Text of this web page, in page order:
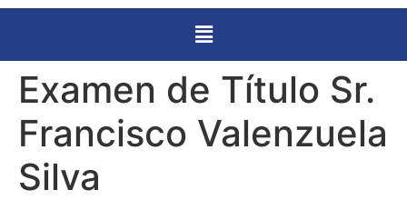
Examen de Título Sr.
Francisco Valenzuela
Silva